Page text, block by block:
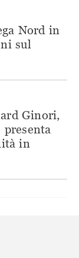
Nord in
sul
Ginori,
in